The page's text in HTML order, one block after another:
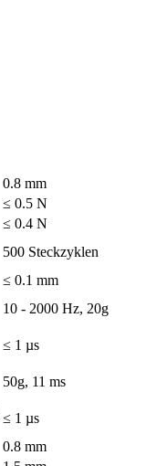
0.8 mm
≤ 0.5 N
≤ 0.4 N
500 Steckzyklen
≤ 0.1 mm
10 - 2000 Hz, 20g
≤ 1 µs
50g, 11 ms
≤ 1 µs
0.8 mm